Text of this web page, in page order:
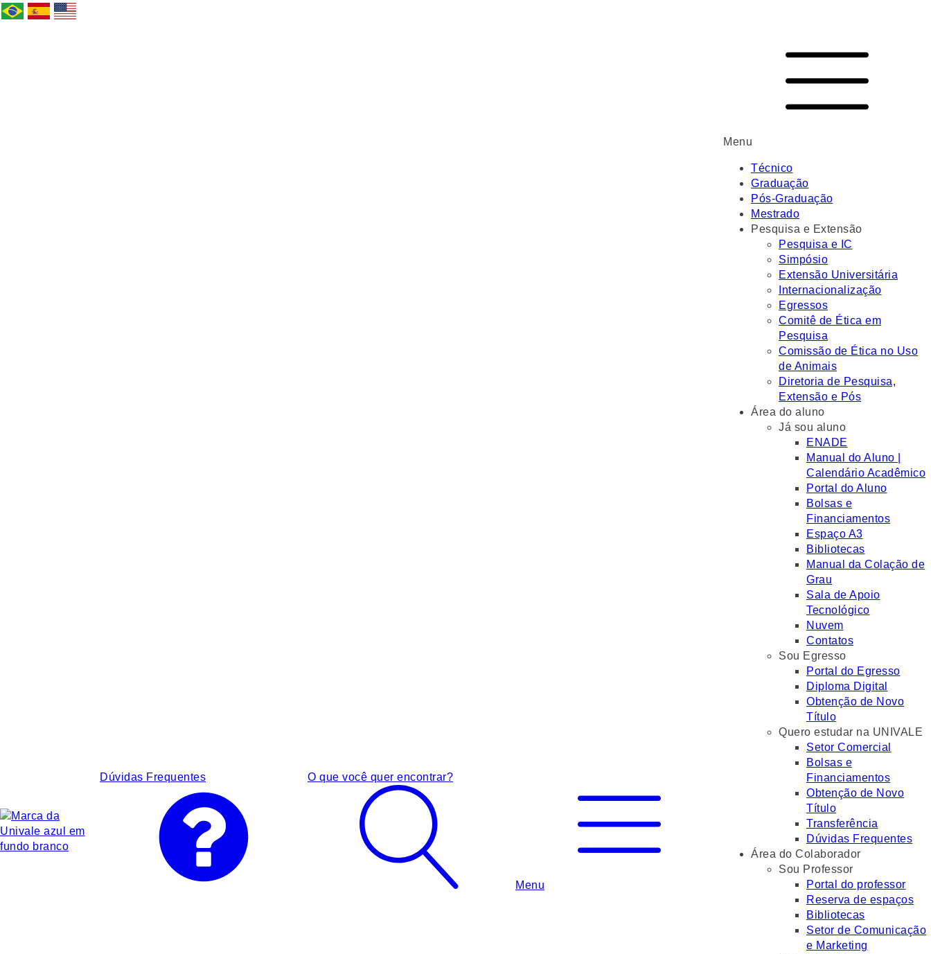
Dúvidas Frequentes O que você quer encontrar?
Menu
Menu
Técnico
Graduação
Pós-Graduação
Mestrado
Pesquisa e Extensão
Pesquisa e IC
Simpósio
Extensão Universitária
Internacionalização
Egressos
Comitê de Ética em
Pesquisa
Comissão de Ética no Uso
de Animais
Diretoria de Pesquisa,
Extensão e Pós
Área do aluno
Já sou aluno
ENADE
Manual do Aluno |
Calendário Acadêmico
Portal do Aluno
Bolsas e
Financiamentos
Espaço A3
Bibliotecas
Manual da Colação de
Grau
Sala de Apoio
Tecnológico
Nuvem
Contatos
Sou Egresso
Portal do Egresso
Diploma Digital
Obtenção de Novo
Título
Quero estudar na UNIVALE
Setor Comercial
Bolsas e
Financiamentos
Obtenção de Novo
Título
Transferência
Dúvidas Frequentes
Área do Colaborador
Sou Professor
Portal do professor
Reserva de espaços
Bibliotecas
Setor de Comunicação
e Marketing